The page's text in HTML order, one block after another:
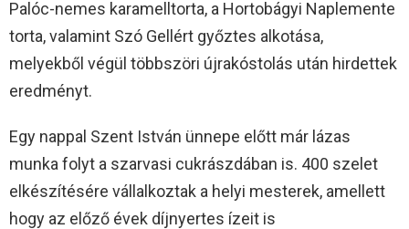
Palóc-nemes karamelltorta, a Hortobágyi Naplemente
torta, valamint Szó Gellért győztes alkotása,
melyekből végül többszöri újrakóstolás után hirdettek
eredményt.
Egy nappal Szent István ünnepe előtt már lázas
munka folyt a szarvasi cukrászdában is. 400 szelet
elkészítésére vállalkoztak a helyi mesterek, amellett
hogy az előző évek díjnyertes ízeit is